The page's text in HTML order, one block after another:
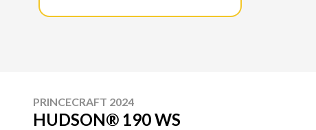
PRINCECRAFT 2024
HUDSON® 190 WS